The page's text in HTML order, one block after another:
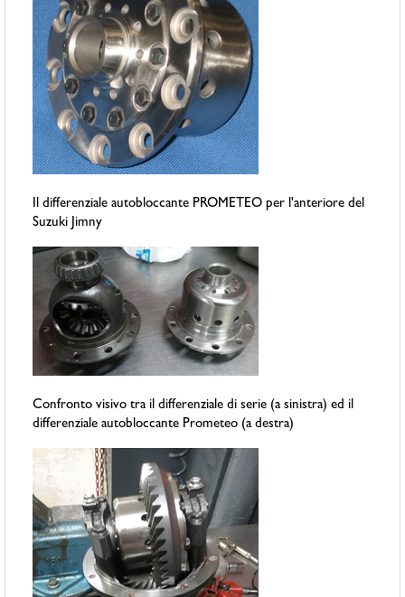
Il differenziale autobloccante PROMETEO per l'anteriore del
Suzuki Jimny
Confronto visivo tra il differenziale di serie (a sinistra) ed il
differenziale autobloccante Prometeo (a destra)